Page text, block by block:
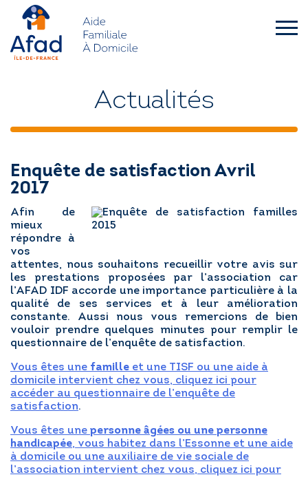
content
afad-
idf.asso.fr
QUI SOMMES-NOUS ?
FAMILLES
SENIORS – HANDICAP
L’AFAD IDF RECRUTE
ACTUALITÉS
DEMANDE D’INTERVENTION
RÉGLER MA FACTURE
POSTULER EN LIGNE
Actualités
Enquête de satisfaction Avril
2017
Afin de
mieux
répondre à
vos
attentes, nous souhaitons recueillir votre avis sur
les prestations proposées par l’association car
l’AFAD IDF accorde une importance particulière à la
qualité de ses services et à leur amélioration
constante. Aussi nous vous remercions de bien
vouloir prendre quelques minutes pour remplir le
questionnaire de l’enquête de satisfaction.
Vous êtes une famille et une TISF ou une aide à
domicile intervient chez vous, cliquez ici pour
accéder au questionnaire de l’enquête de
satisfaction.
Vous êtes une personne âgées ou une personne
handicapée, vous habitez dans l’Essonne et une aide
à domicile ou une auxiliaire de vie sociale de
l’association intervient chez vous, cliquez ici pour